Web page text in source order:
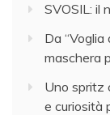
SVOSIL: il
Da
maschera
Uno spritz
e curiosità